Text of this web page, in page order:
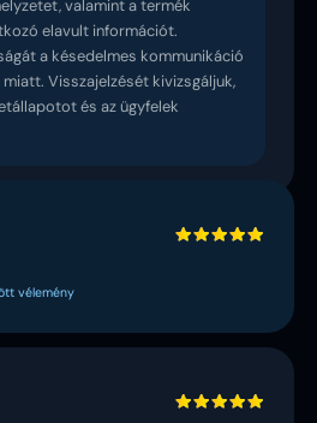
valamint a termék
elavult információt.
a késedelmes kommunikáció
Visszajelzését kivizsgáljuk,
és az ügyfelek
vélemény